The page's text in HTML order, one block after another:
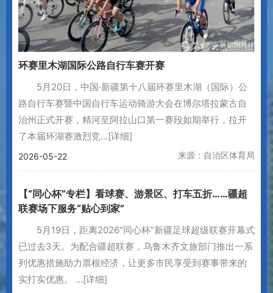
环赛里木湖国际公路自行车赛开赛
5月20日，中国·新疆第十八届环赛里木湖（国际）公
路自行车赛暨中国自行车运动骑游大会在博尔塔拉蒙古自
治州正式开赛，精河至阿拉山口第一赛段如期举行，拉开
了本届环湖赛激烈竞...[详细]
2026-05-22 来源：自治区体育局
【“同心杯”专栏】看球赛、游景区、打车五折……疆超
联赛场下服务“贴心到家”
5月19日，距离2026“同心杯”新疆足球超级联赛开幕式
已过去3天。为配合疆超联赛，乌鲁木齐文旅部门推出一系
列优惠措施助力票根经济，让更多市民享受到赛事带来的
实打实优惠。 ...[详细]